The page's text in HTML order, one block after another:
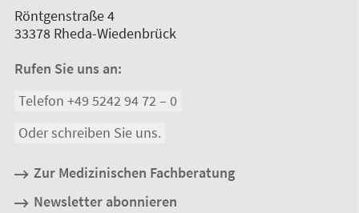
Röntgenstraße 4
33378 Rheda-Wiedenbrück
Rufen Sie uns an:
Telefon +49 5242 94 72 – 0
Oder schreiben Sie uns.
Zur Medizinischen Fachberatung
Newsletter abonnieren